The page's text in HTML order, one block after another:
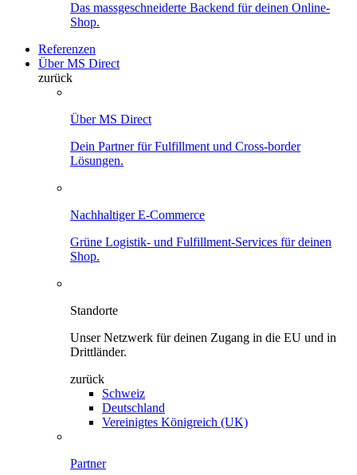
Das massgeschneiderte Backend für deinen Online-
Shop.
Referenzen
Über MS Direct
zurück
Über MS Direct
Dein Partner für Fulfillment und Cross-border
Lösungen.
Nachhaltiger E-Commerce
Grüne Logistik- und Fulfillment-Services für deinen
Shop.
Standorte
Unser Netzwerk für deinen Zugang in die EU und in
Drittländer.
zurück
Schweiz
Deutschland
Vereinigtes Königreich (UK)
Partner